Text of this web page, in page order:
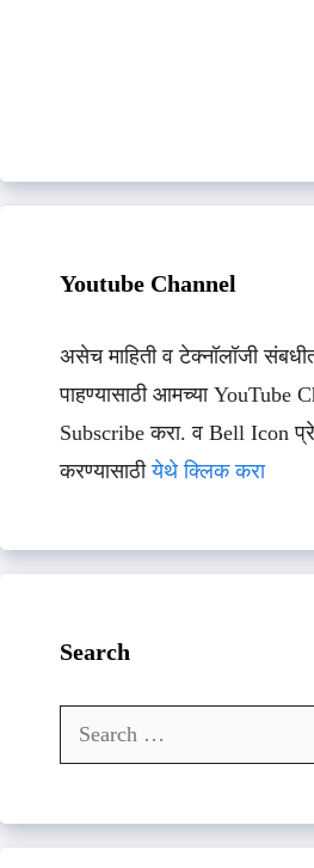
Youtube Channel
असेच माहिती व टेक्नॉलॉजी
पाहण्यासाठी आमच्या YouTube
Subscribe करा. व Bell Icon
करण्यासाठीयेथे क्लिक करा
Search
Search
for: